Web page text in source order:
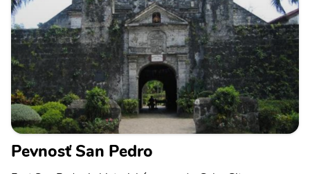
Pevnosť San Pedro